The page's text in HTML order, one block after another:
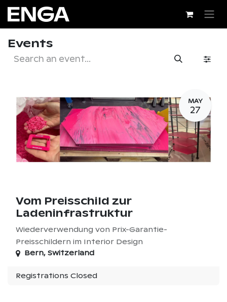
Skip to Content
Events
MAY
27
Vom Preisschild zur
Ladeninfrastruktur
Wiederverwendung von Prix-Garantie-
Preisschildern im Interior Design
Bern, Switzerland
Registrations Closed